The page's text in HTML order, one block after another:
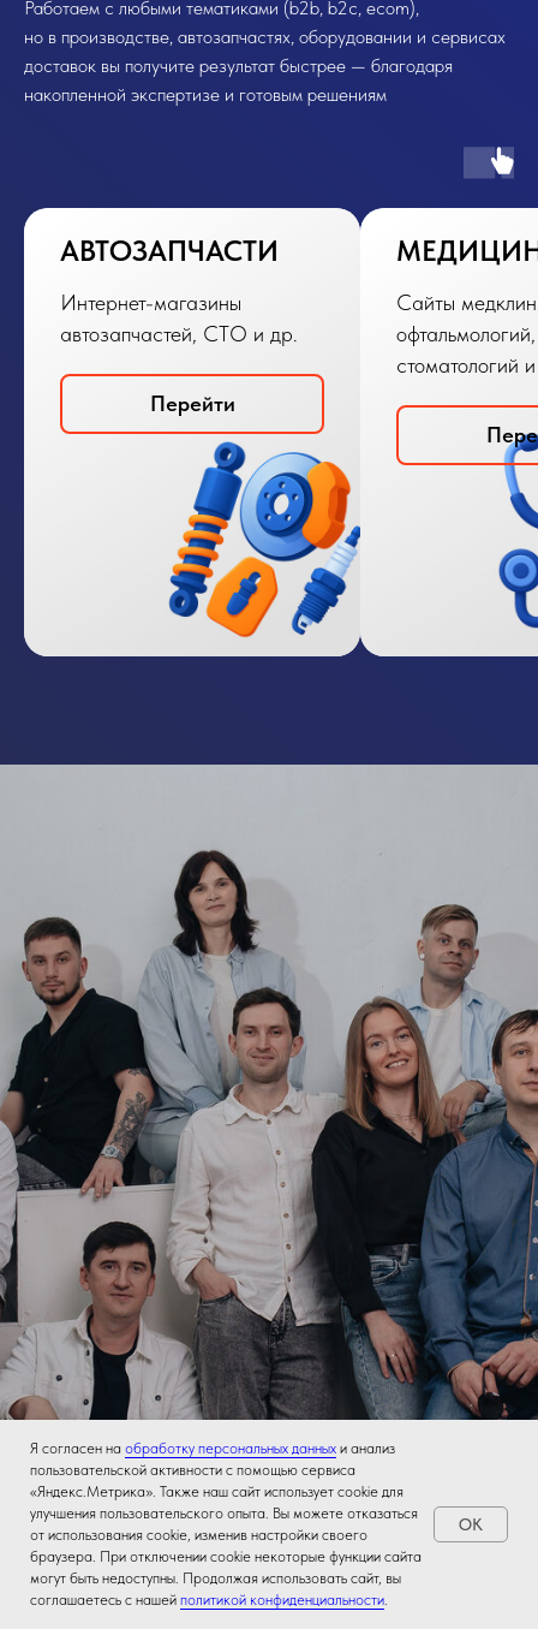
Работаем с любыми тематиками (b2b, b2c, ecom),
но в производстве, автозапчастях, оборудовании и сервисах
доставок вы получите результат быстрее — благодаря
накопленной экспертизе и готовым решениям
АВТОЗАПЧАСТИ
Интернет-магазины
автозапчастей, СТО и др.
Перейти
Сайты
офтальмологий,
стоматологий
Я согласен на обработку персональных данных и анализ
пользовательской активности с помощью сервиса
«Яндекс.Метрика». Также наш сайт использует cookie для
улучшения пользовательского опыта. Вы можете отказаться
от использования cookie, изменив настройки своего
браузера. При отключении cookie некоторые функции сайта
могут быть недоступны. Продолжая использовать сайт, вы
соглашаетесь с нашей политикой конфиденциальности.
OK